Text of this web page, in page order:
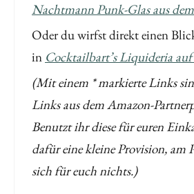
Nachtmann Punk-Glas aus
Oder du wirfst direkt einen
in Cocktailbart’s Liquideria auf
(Mit einem * markierte Links
Links aus dem Amazon-
Benutzt ihr diese für euren
dafür eine kleine Provision, am
sich für euch nichts.)